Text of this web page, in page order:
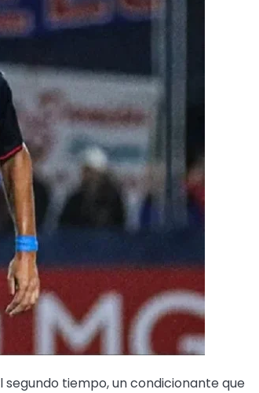
segundo tiempo, un condicionante que